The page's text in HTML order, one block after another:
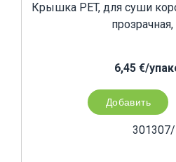
Крышка PET, для суши
6,45 €/
Добавить
301307/